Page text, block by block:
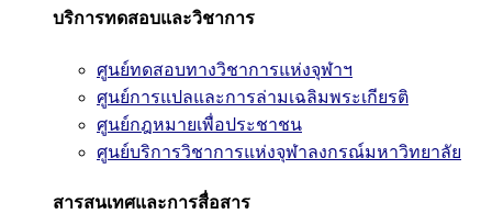
บริการทดสอบและวิชาการ
ศูนย์ทดสอบทางวิชาการแห่งจุฬาฯ
ศูนย์การแปลและการล่ามเฉลิมพระเกียรติ
ศูนย์กฎหมายเพื่อประชาชน
ศูนย์บริการวิชาการแห่งจุฬาลงกรณ์มหาวิทยาลัย
สารสนเทศและการสื่อสาร